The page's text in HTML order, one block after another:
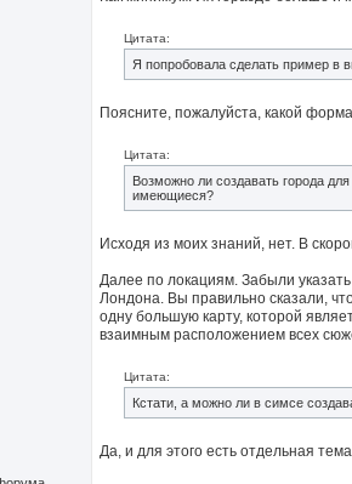
Цитата:
Я попробовала сделать пример в
Поясните, пожалуйста, какой
Цитата:
Возможно ли создавать города
имеющиеся?
Исходя из моих знаний, нет. В
Далее по локациям. Забыли указать
Лондона. Вы правильно сказали,
одну большую карту, которой
взаимным расположением всех
Цитата:
Кстати, а можно ли в симсе
Да, и для этого есть отдельная